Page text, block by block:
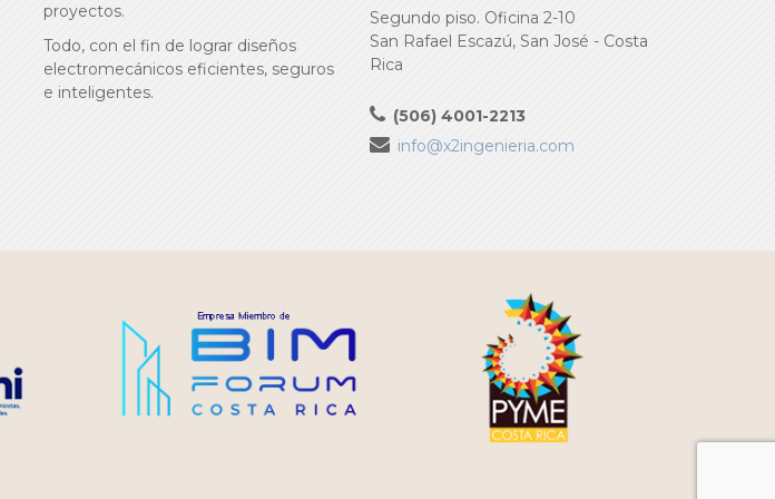
proyectos.
Todo, con el fin de lograr diseños
electromecánicos eficientes, seguros
e inteligentes.
Segundo piso. Oficina 2-10
San Rafael Escazú, San José - Costa
Rica
(506) 4001-2213
info@x2ingenieria.com